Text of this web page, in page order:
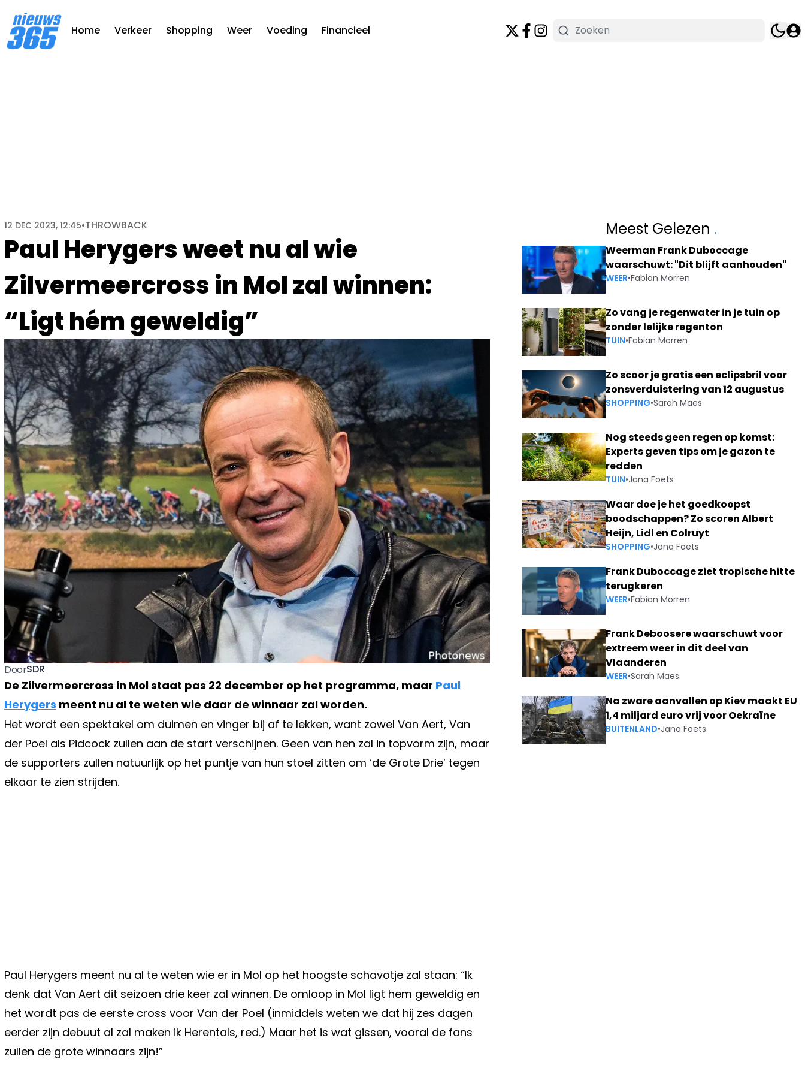
Home Verkeer Shopping Weer Voeding Financieel
Paul Herygers weet nu al wie
Zilvermeercross in Mol zal winnen:
“Ligt hém geweldig”
12 DEC 2023, 12:45•THROWBACK
DoorSDR
De Zilvermeercross in Mol staat pas 22 december op het programma, maar Paul
Herygers meent nu al te weten wie daar de winnaar zal worden.
Het wordt een spektakel om duimen en vinger bij af te lekken, want zowel Van Aert, Van
der Poel als Pidcock zullen aan de start verschijnen. Geen van hen zal in topvorm zijn, maar
de supporters zullen natuurlijk op het puntje van hun stoel zitten om ‘de Grote Drie’ tegen
elkaar te zien strijden.
Paul Herygers meent nu al te weten wie er in Mol op het hoogste schavotje zal staan: “Ik
denk dat Van Aert dit seizoen drie keer zal winnen. De omloop in Mol ligt hem geweldig en
het wordt pas de eerste cross voor Van der Poel (inmiddels weten we dat hij zes dagen
eerder zijn debuut al zal maken ik Herentals, red.) Maar het is wat gissen, vooral de fans
zullen de grote winnaars zijn!”
Meest Gelezen .
Weerman Frank Duboccage
waarschuwt: "Dit blijft aanhouden"
WEER•Fabian Morren
Zo vang je regenwater in je tuin op
zonder lelijke regenton
TUIN•Fabian Morren
Zo scoor je gratis een eclipsbril voor
zonsverduistering van 12 augustus
SHOPPING•Sarah Maes
Nog steeds geen regen op komst:
Experts geven tips om je gazon te
redden
TUIN•Jana Foets
Waar doe je het goedkoopst
boodschappen? Zo scoren Albert
Heijn, Lidl en Colruyt
SHOPPING•Jana Foets
Frank Duboccage ziet tropische hitte
terugkeren
WEER•Fabian Morren
Frank Deboosere waarschuwt voor
extreem weer in dit deel van
Vlaanderen
WEER•Sarah Maes
Na zware aanvallen op Kiev maakt EU
1,4 miljard euro vrij voor Oekraïne
BUITENLAND•Jana Foets